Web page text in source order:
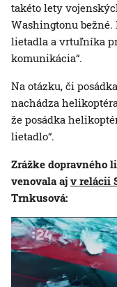
takéto lety
Washingtonu
lietadla a vrtuľníka
komunikácia“.
Na otázku, či
nachádza
že posádka
lietadlo“.
Zrážke dopravného
venovala aj v relácii
Trnkusová: